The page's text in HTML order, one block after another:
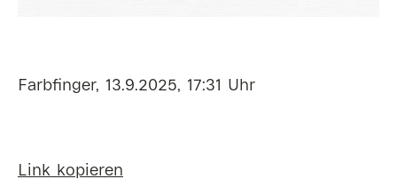
Farbfinger, 13.9.2025, 17:31 Uhr
Link kopieren